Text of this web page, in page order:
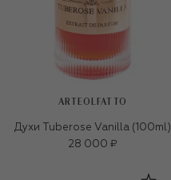
ARTEOLFATTO
Духи Tuberose Vanilla (100ml)
28 000 ₽